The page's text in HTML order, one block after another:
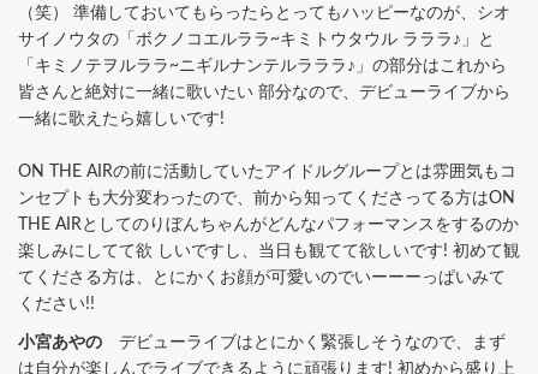
（笑） 準備しておいてもらったらとってもハッピーなのが、シオ
サイノウタの「ボクノコエルララ~キミトウタウル ラララ♪」と
「キミノテヲルララ~ニギルナンテルラララ♪」の部分はこれから
皆さんと絶対に一緒に歌いたい 部分なので、デビューライブから
一緒に歌えたら嬉しいです!
ON THE AIRの前に活動していたアイドルグループとは雰囲気もコ
ンセプトも大分変わったので、前から知ってくださってる方はON
THE AIRとしてのりぼんちゃんがどんなパフォーマンスをするのか
楽しみにしてて欲 しいですし、当日も観てて欲しいです! 初めて観
てくださる方は、とにかくお顔が可愛いのでいーーーっぱいみて
ください!!
小宮あやの デビューライブはとにかく緊張しそうなので、まず
は自分が楽しんでライブできるように頑張ります! 初めから盛り上